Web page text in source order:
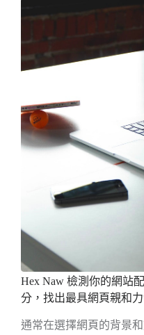
Hex Naw 檢測你的網站
分，找出最具網頁親和
通常在選擇網頁的背景